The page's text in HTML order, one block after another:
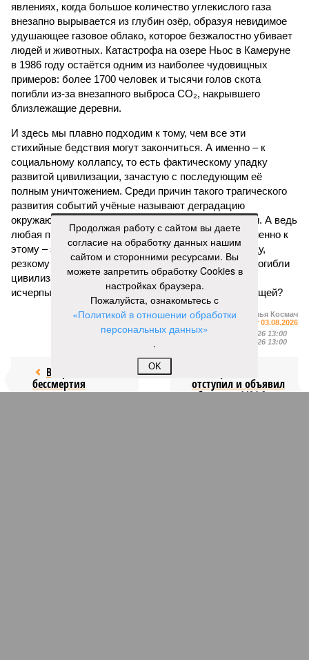
явлениях, когда большое количество углекислого газа
внезапно вырывается из глубин озёр, образуя невидимое
удушающее газовое облако, которое безжалостно убивает
людей и животных. Катастрофа на озере Ньос в Камеруне
в 1986 году остаётся одним из наиболее чудовищных
примеров: более 1700 человек и тысячи голов скота
погибли из-за внезапного выброса CO₂, накрывшего
близлежащие деревни.
И здесь мы плавно подходим к тому, чем все эти
стихийные бедствия могут закончиться. А именно – к
социальному коллапсу, то есть фактическому упадку
развитой цивилизации, зачастую с последующим её
полным уничтожением. Среди причин такого трагического
развития событий учёные называют деградацию
окружающей среды, истощение ресурсов и болезни. А ведь
любая природная катастрофа непременно ведёт именно к
этому – экономическому кризису, эпидемиям, голоду,
резкому сокращению численности населения. Так погибли
цивилизации шумеров, майя, кхмеров – список не
исчерпывающий. Какая цивилизация будет следующей?
Илья Космач
«Наша версия» №29 от 03.08.2026
Опубликовано:
05.08.2026 13:00
05.08.2026 13:00
Возраст
бессмертия отступил и объявил
об отказе ФИФА от
Продолжая работу с сайтом вы даете
согласие на обработку данных нашим
сайтом и сторонними ресурсами. Вы
можете запретить обработку Cookies в
настройках браузера.
Пожалуйста, ознакомьтесь с
«Политикой в отношении обработки
персональных данных»
.
OK